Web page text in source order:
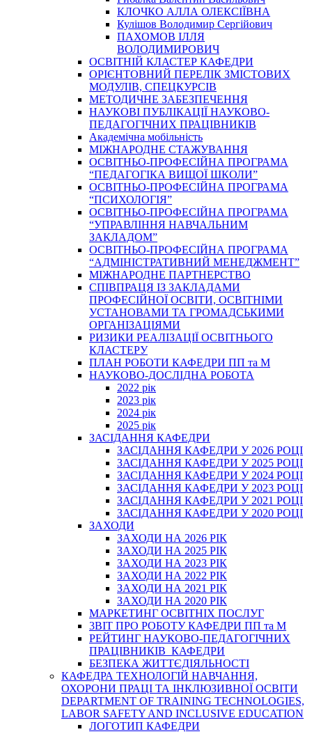
КЛОЧКО АЛЛА ОЛЕКСІЇВНА
Кулішов Володимир Сергійович
ПАХОМОВ ІЛЛЯ
ВОЛОДИМИРОВИЧ
ОСВІТНІЙ КЛАСТЕР КАФЕДРИ
ОРІЄНТОВНИЙ ПЕРЕЛІК ЗМІСТОВИХ
МОДУЛІВ, СПЕЦКУРСІВ
МЕТОДИЧНЕ ЗАБЕЗПЕЧЕННЯ
НАУКОВІ ПУБЛІКАЦІЇ НАУКОВО-
ПЕДАГОГІЧНИХ ПРАЦІВНИКІВ
Академічна мобільність
МІЖНАРОДНЕ СТАЖУВАННЯ
ОСВІТНЬО-ПРОФЕСІЙНА ПРОГРАМА
“ПЕДАГОГІКА ВИЩОЇ ШКОЛИ”
ОСВІТНЬО-ПРОФЕСІЙНА ПРОГРАМА
“ПСИХОЛОГІЯ”
ОСВІТНЬО-ПРОФЕСІЙНА ПРОГРАМА
“УПРАВЛІННЯ НАВЧАЛЬНИМ
ЗАКЛАДОМ”
ОСВІТНЬО-ПРОФЕСІЙНА ПРОГРАМА
“АДМІНІСТРАТИВНИЙ МЕНЕДЖМЕНТ”
МІЖНАРОДНЕ ПАРТНЕРСТВО
СПІВПРАЦЯ ІЗ ЗАКЛАДАМИ
ПРОФЕСІЙНОЇ ОСВІТИ, ОСВІТНІМИ
УСТАНОВАМИ ТА ГРОМАДСЬКИМИ
ОРГАНІЗАЦІЯМИ
РИЗИКИ РЕАЛІЗАЦІЇ ОСВІТНЬОГО
КЛАСТЕРУ
ПЛАН РОБОТИ КАФЕДРИ ПП та М
НАУКОВО-ДОСЛІДНА РОБОТА
2022 рік
2023 рік
2024 рік
2025 рік
ЗАСІДАННЯ КАФЕДРИ
ЗАСІДАННЯ КАФЕДРИ У 2026 РОЦІ
ЗАСІДАННЯ КАФЕДРИ У 2025 РОЦІ
ЗАСІДАННЯ КАФЕДРИ У 2024 РОЦІ
ЗАСІДАННЯ КАФЕДРИ У 2023 РОЦІ
ЗАСІДАННЯ КАФЕДРИ У 2021 РОЦІ
ЗАСІДАННЯ КАФЕДРИ У 2020 РОЦІ
ЗАХОДИ
ЗАХОДИ НА 2026 РІК
ЗАХОДИ НА 2025 РІК
ЗАХОДИ НА 2023 РІК
ЗАХОДИ НА 2022 РІК
ЗАХОДИ НА 2021 РІК
ЗАХОДИ НА 2020 РІК
МАРКЕТИНГ ОСВІТНІХ ПОСЛУГ
3BIT ПРО РОБОТУ КАФЕДРИ ПП та М
РЕЙТИНГ НАУКОВО-ПЕДАГОГІЧНИХ
ПРАЦІВНИКІВ КАФЕДРИ
БЕЗПЕКА ЖИТТЄДІЯЛЬНОСТІ
КАФЕДРА ТЕХНОЛОГІЙ НАВЧАННЯ,
ОХОРОНИ ПРАЦІ ТА ІНКЛЮЗИВНОЇ ОСВІТИ
DEPARTMENT OF TRAINING TECHNOLOGIES,
LABOR SAFETY AND INCLUSIVE EDUCATION
ЛОГОТИП КАФЕДРИ